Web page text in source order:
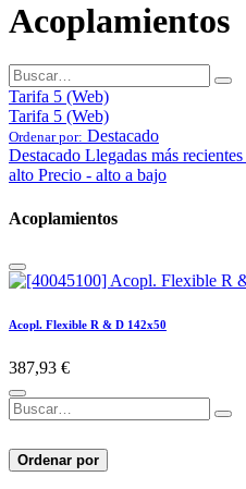
Acoplamientos
Tarifa 5 (Web)
Tarifa 5 (Web)
Ordenar por: Destacado
Destacado Llegadas más recientes
alto Precio - alto a bajo
Acoplamientos
Acopl. Flexible R & D 142x50
387,93 €
Ordenar por